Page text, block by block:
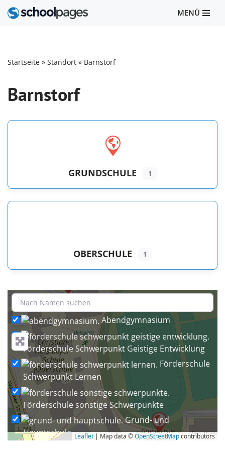
MENÜ
Startseite » Standort » Barnstorf
Barnstorf
GRUNDSCHULE 1
OBERSCHULE 1
+
−
Leaflet | Map data ©OpenStreetMapcontributors
Abendgymnasium
Förderschule Schwerpunkt Geistige Entwicklung
Förderschule
Schwerpunkt Lernen
Förderschule sonstige Schwerpunkte
Grund- und
Hauptschule